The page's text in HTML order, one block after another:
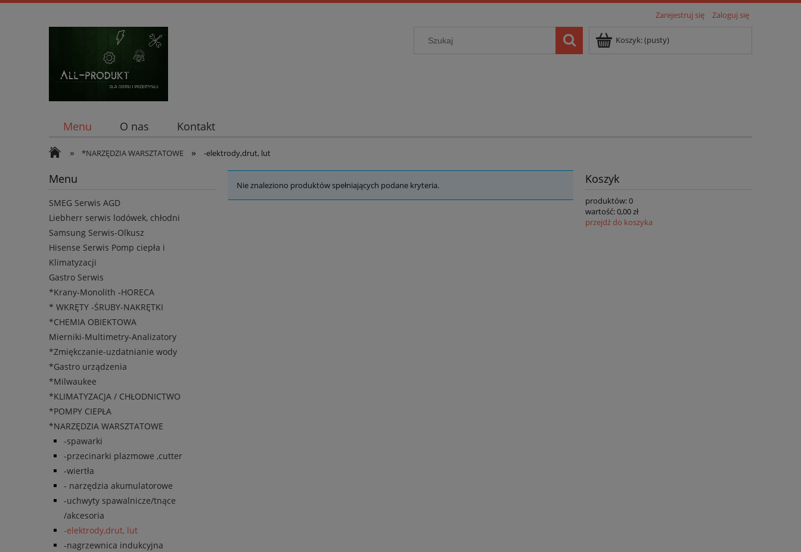
Zarejestruj się Zaloguj się
Koszyk:(pusty)
Menu O nas Kontakt
» *NARZĘDZIA WARSZTATOWE » -elektrody,drut, lut
Menu
SMEG Serwis AGD
Liebherr serwis lodówek, chłodni
Samsung Serwis-Olkusz
Hisense Serwis Pomp ciepła i
Klimatyzacji
Gastro Serwis
*Krany-Monolith -HORECA
* WKRĘTY -ŚRUBY-NAKRĘTKI
*CHEMIA OBIEKTOWA
Mierniki-Multimetry-Analizatory
*Zmiękczanie-uzdatnianie wody
*Gastro urządzenia
*Milwaukee
*KLIMATYZACJA / CHŁODNICTWO
*POMPY CIEPŁA
*NARZĘDZIA WARSZTATOWE
-spawarki
-przecinarki plazmowe ,cutter
-wiertła
- narzędzia akumulatorowe
-uchwyty spawalnicze/tnące
/akcesoria
-elektrody,drut, lut
-nagrzewnica indukcyjna
Nie znaleziono produktów spełniających podane kryteria. Koszyk
produktów:0
wartość:0,00 zł
przejdź do koszyka